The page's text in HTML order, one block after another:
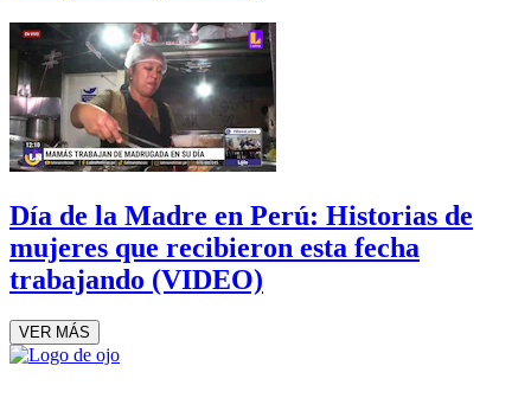
Día de la Madre en Perú: Historias de
mujeres que recibieron esta fecha
trabajando (VIDEO)
VER MÁS